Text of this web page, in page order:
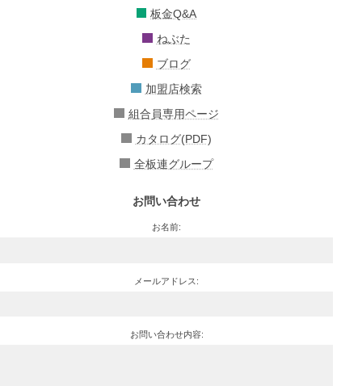
板金Q&A
ねぶた
ブログ
加盟店検索
組合員専用ページ
カタログ(PDF)
全板連グループ
お問い合わせ
お名前:
メールアドレス:
お問い合わせ内容: